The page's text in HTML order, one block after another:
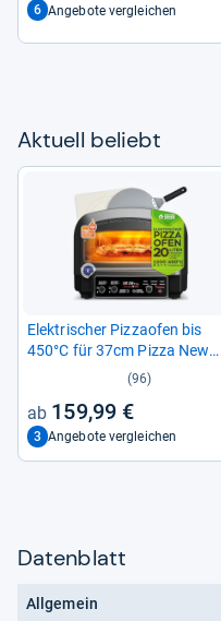
6 Angebote vergleichen
Aktu­ell beliebt
Elek­tri­scher Piz­zao­fen bis
450°C für 37cm Pizza New
(96)
159,99 €
3 Angebote vergleichen
Datenblatt
Allgemein